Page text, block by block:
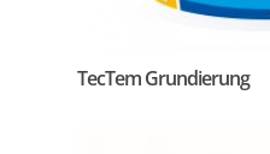
TecTem Grundierung